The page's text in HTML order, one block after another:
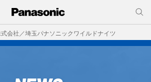
会社／埼玉パナソニックワイルドナイツ